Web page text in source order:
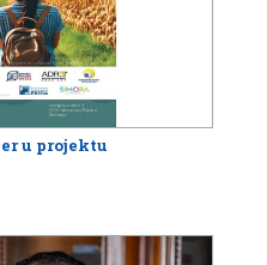
u projektu